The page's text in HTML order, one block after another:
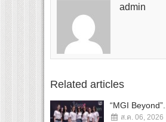
admin
Related articles
“MGI Beyond”...
ส.ค. 06, 2026